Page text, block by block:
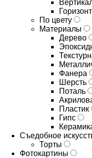
По цвету
Материалы
Дерево
Фанера
Шерсть
Поталь
Пластик
Гипс
Съедобное
Торты
Фотокартины